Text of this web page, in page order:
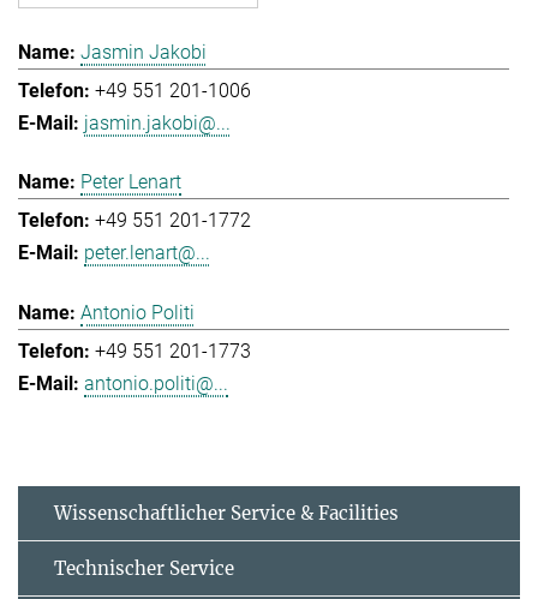
Jasmin Jakobi
+49 551 201-1006
jasmin.jakobi@...
Peter Lenart
+49 551 201-1772
peter.lenart@...
Antonio Politi
+49 551 201-1773
antonio.politi@...
Wissenschaftlicher Service & Facilities
Technischer Service